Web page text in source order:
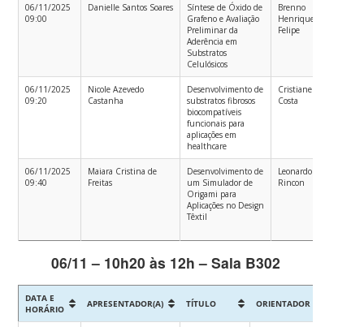
06/11/2025
09:00
Danielle Santos Soares
Síntese de Óxido de
Grafeno e Avaliação
Preliminar da
Aderência em
Substratos
Celulósicos
Brenno
Henrique Silva
Felipe
06/11/2025
09:20
Nicole Azevedo
Castanha
Desenvolvimento de
substratos fibrosos
biocompatíveis
funcionais para
aplicações em
healthcare
Cristiane da
Costa
06/11/2025
09:40
Maiara Cristina de
Freitas
Desenvolvimento de
um Simulador de
Origami para
Aplicações no Design
Têxtil
Leonardo Mejia
Rincon
06/11 – 10h20 às 12h – Sala B302
DATA E
HORÁRIO
APRESENTADOR(A) TÍTULO ORIENTADOR